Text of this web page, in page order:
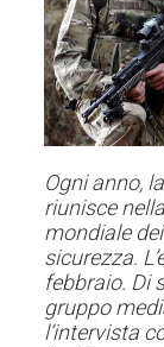
Ogni anno, la
riunisce
mondiale
sicurezza.
febbraio. Di
gruppo
l’intervista